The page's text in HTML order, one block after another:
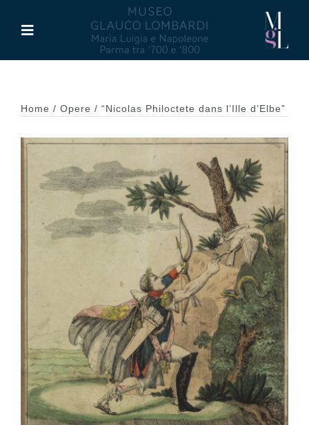
contenuto
Toggle
Maria Luigia d’Asburgo
Glauco Lombardi
Palazzo di Riserva
Pubblicazioni
Collezione
Contatti e biglietti
Home Opere “Nicolas Philoctete dans l’Ille d’Elbe”